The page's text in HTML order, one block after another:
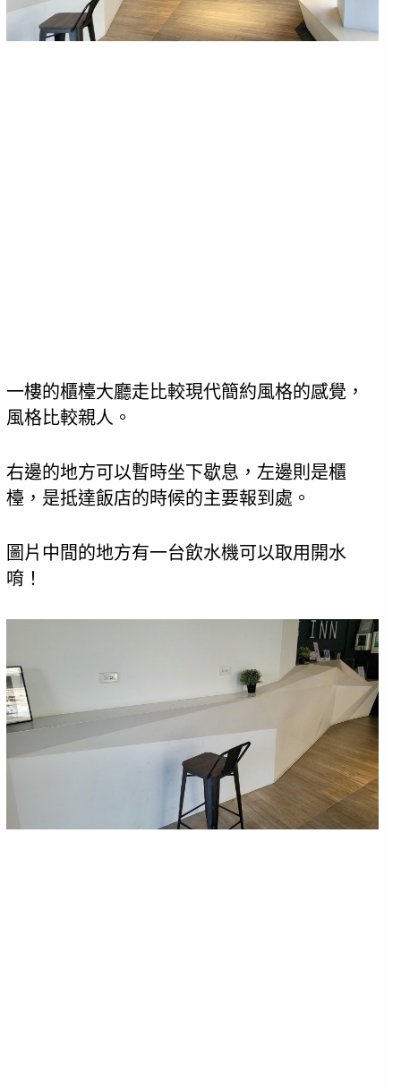
一樓的櫃檯大廳走比較現代簡約風格的感覺，
風格比較親人。
右邊的地方可以暫時坐下歇息，左邊則是櫃
檯，是抵達飯店的時候的主要報到處。
圖片中間的地方有一台飲水機可以取用開水
唷！